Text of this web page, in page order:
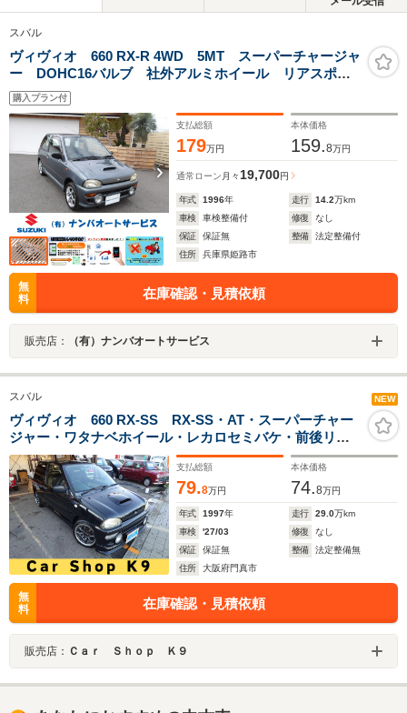
スバル
ヴィヴィオ 660 RX-R 4WD 5MT スーパーチャージャ
ー DOHC16バルブ 社外アルミホイール リアスポイ
ラー フォグランプ
購入プラン付
支払総額
179万円
本体価格
159.8万円
通常ローン 月々19,700円
年式 1996年 走行 14.2万km
車検
車検整備付 修復
なし
保証
保証無 整備
法定整備付
住所
兵庫県姫路市
無
料
在庫確認・見積依頼
販売店： （有）ナンバオートサービス
スバル NEW
ヴィヴィオ 660 RX-SS RX-SS・AT・スーパーチャー
ジャー・ワタナベホイール・レカロセミバケ・前後リッ
プスポイラー・車高調・フジツボマフラー・ブースト
計・
支払総額
79.8万円
本体価格
74.8万円
年式 1997年 走行 29.0万km
車検
'27/03 修復
なし
保証
保証無 整備
法定整備無
住所
大阪府門真市
無
料
在庫確認・見積依頼
販売店： Ｃａｒ Ｓｈｏｐ Ｋ９